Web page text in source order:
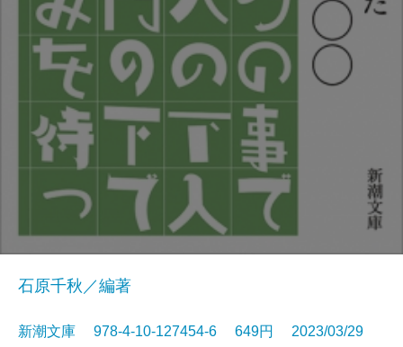
石原千秋／編著
新潮文庫 978-4-10-127454-6 649円 2023/03/29